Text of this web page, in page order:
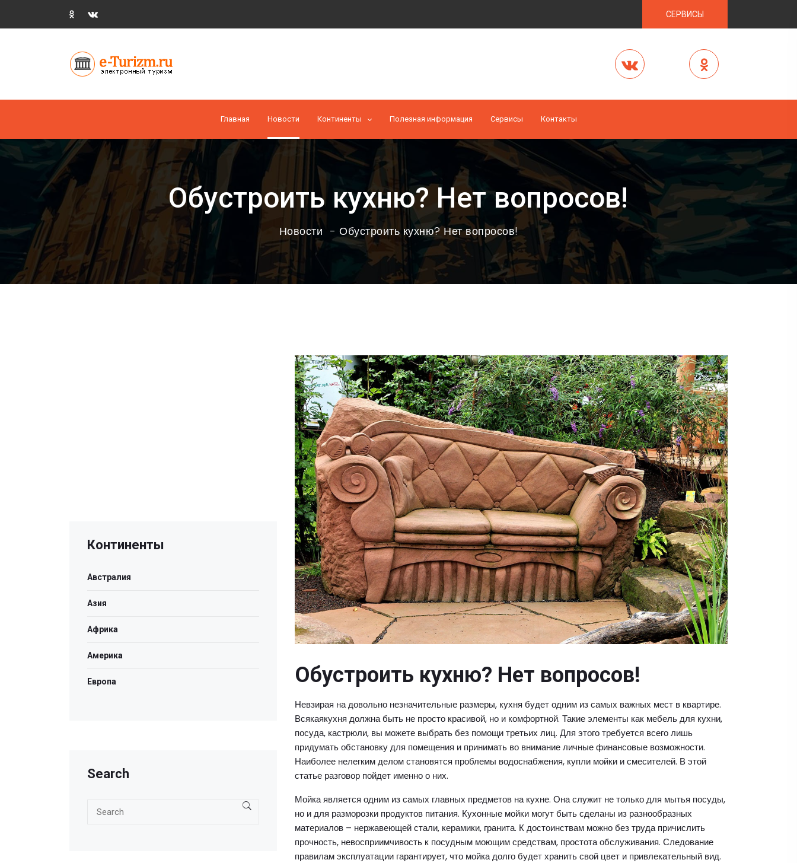
СЕРВИСЫ
Главная Новости Континенты Полезная информация Cервисы Контакты
Обустроить кухню? Нет вопросов!
Новости Обустроить кухню? Нет вопросов!
Обустроить кухню? Нет вопросов!
Невзирая на довольно незначительные размеры, кухня будет одним из самых важных мест в квартире.
Всякаякухня должна быть не просто красивой, но и комфортной. Такие элементы как мебель для кухни,
посуда, кастрюли, вы можете выбрать без помощи третьих лиц. Для этого требуется всего лишь
придумать обстановку для помещения и принимать во внимание личные финансовые возможности.
Наиболее нелегким делом становятся проблемы водоснабжения, купли мойки и смесителей. В этой
статье разговор пойдет именно о них.
Мойка является одним из самых главных предметов на кухне. Она служит не только для мытья посуды,
но и для разморозки продуктов питания. Кухонные мойки могут быть сделаны из разнообразных
материалов – нержавеющей стали, керамики, гранита. К достоинствам можно без труда причислить
прочность, невосприимчивость к посудным моющим средствам, простота обслуживания. Следование
правилам эксплуатации гарантирует, что мойка долго будет хранить свой цвет и привлекательный вид.
Континенты
Австралия
Азия
Африка
Америка
Европа
Search